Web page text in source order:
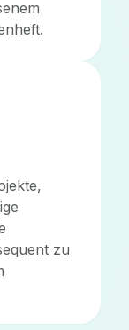
zu